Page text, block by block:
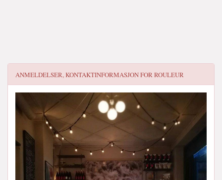
ANMELDELSER, KONTAKTINFORMASJON FORROULEUR